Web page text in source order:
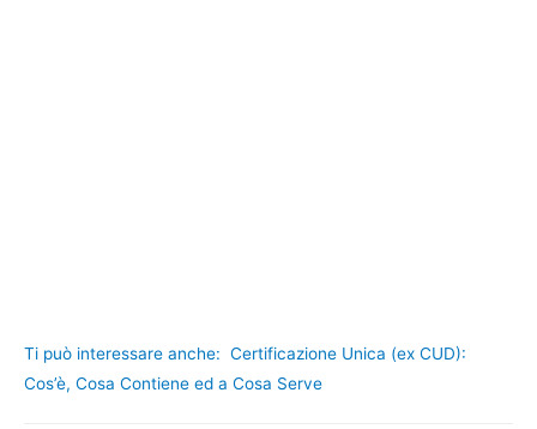
Ti può interessare anche: Certificazione Unica (ex CUD):
Cos’è, Cosa Contiene ed a Cosa Serve